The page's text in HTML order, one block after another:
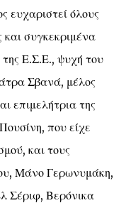
όλους
συγκεκριμένα
Ε.Σ.Ε., ψυχή του
Σβανά, μέλος
επιμελήτρια της
που είχε
και τους
Μάνο Γερωνυμάκη,
Σέριφ, Βερόνικα